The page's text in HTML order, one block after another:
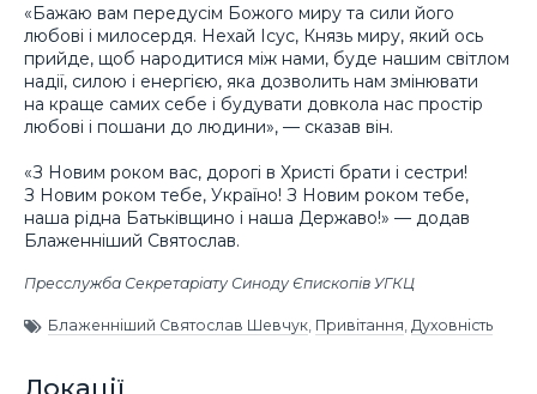
«Бажаю вам передусім Божого миру та сили його
любові і милосердя. Нехай Ісус, Князь миру, який ось
прийде, щоб народитися між нами, буде нашим світлом
надії, силою і енергією, яка дозволить нам змінювати
на краще самих себе і будувати довкола нас простір
любові і пошани до людини», — сказав він.
«З Новим роком вас, дорогі в Христі брати і сестри!
З Новим роком тебе, Україно! З Новим роком тебе,
наша рідна Батьківщино і наша Державо!» — додав
Блаженніший Святослав.
Пресслужба Секретаріату Синоду Єпископів УГКЦ
Блаженніший Святослав Шевчук Привітання Духовність
Локації